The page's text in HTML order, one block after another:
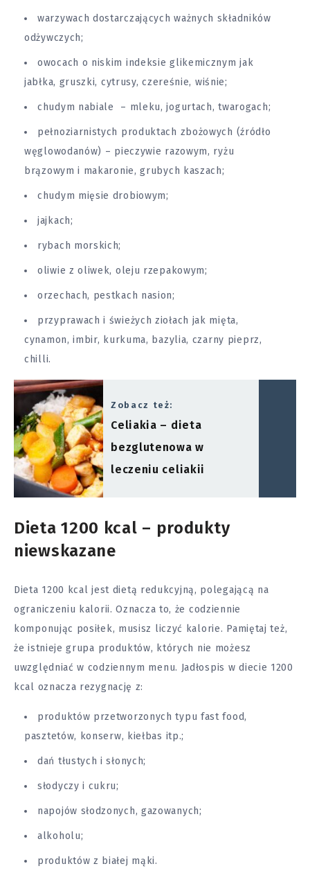
warzywach dostarczających ważnych składników
odżywczych;
owocach o niskim indeksie glikemicznym jak
jabłka, gruszki, cytrusy, czereśnie, wiśnie;
chudym nabiale – mleku, jogurtach, twarogach;
pełnoziarnistych produktach zbożowych (źródło
węglowodanów) – pieczywie razowym, ryżu
brązowym i makaronie, grubych kaszach;
chudym mięsie drobiowym;
jajkach;
rybach morskich;
oliwie z oliwek, oleju rzepakowym;
orzechach, pestkach nasion;
przyprawach i świeżych ziołach jak mięta,
cynamon, imbir, kurkuma, bazylia, czarny pieprz,
chilli.
Zobacz też:
Celiakia – dieta
bezglutenowa w
leczeniu celiakii
Dieta 1200 kcal – produkty
niewskazane
Dieta 1200 kcal jest dietą redukcyjną, polegającą na
ograniczeniu kalorii. Oznacza to, że codziennie
komponując posiłek, musisz liczyć kalorie. Pamiętaj też,
że istnieje grupa produktów, których nie możesz
uwzględniać w codziennym menu. Jadłospis w diecie 1200
kcal oznacza rezygnację z:
produktów przetworzonych typu fast food,
pasztetów, konserw, kiełbas itp.;
dań tłustych i słonych;
słodyczy i cukru;
napojów słodzonych, gazowanych;
alkoholu;
produktów z białej mąki.